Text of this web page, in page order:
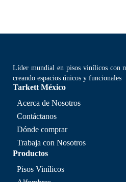
Líder mundial en pisos vinílicos con
creando espacios únicos y funcionales
Tarkett México
Acerca de Nosotros
Contáctanos
Dónde comprar
Trabaja con Nosotros
Productos
Pisos Vinílicos